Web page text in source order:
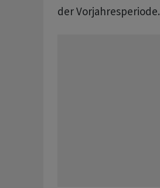
der Vorjahresperiode.